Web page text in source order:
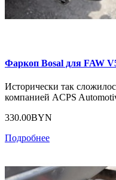
Фаркоп Bosal для FAW
Исторически так
компанией ACPS
330.00BYN
Подробнее